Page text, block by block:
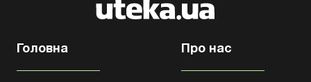
Головна Про нас